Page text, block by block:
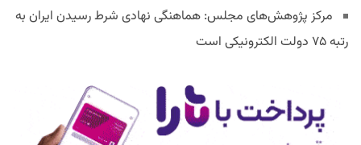
مرکز پژوهش‌های مجلس: هماهنگی نهادی شرط رسیدن ایران به
رتبه ۷۵ دولت الکترونیکی است